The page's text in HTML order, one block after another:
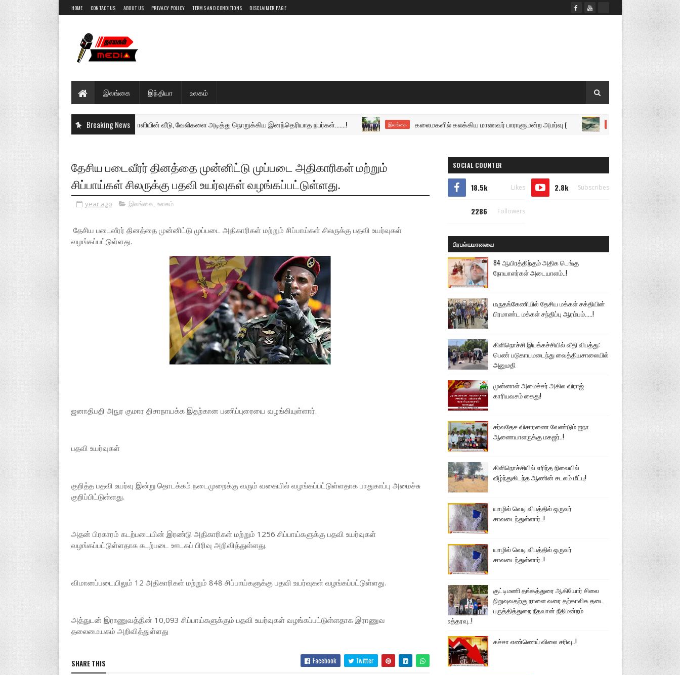
HOME CONTACT US ABOUT US PRIVACY POLICY TERMS AND CONDITIONS DISCLAIMER PAGE
இலங்கை இந்தியா உலகம்
Breaking News
கிழக்கில் அராஜகம்: ஏழைத் தொழிலாளியின் வீடு, வேலிகளை அடித்து நொறுக்கிய இனந்தெரியாத நபர்கள்.......! இலங்கை கலைமகளில் கலக்கிய மாணவர் பாராளுமன்ற அமர்வு ( இலங்கை விசாரணைக்கு
தேசிய படைவீரர் தினத்தை முன்னிட்டு முப்படை அதிகாரிகள் மற்றும்
சிப்பாய்கள் சிலருக்கு பதவி உயர்வுகள் வழங்கப்பட்டுள்ளது.
year ago இலங்கை, உலகம்
தேசிய படைவீரர் தினத்தை முன்னிட்டு முப்படை அதிகாரிகள் மற்றும் சிப்பாய்கள் சிலருக்கு பதவி உயர்வுகள்
வழங்கப்பட்டுள்ளது.
ஜனாதிபதி அநுர குமார திசாநாயக்க இதற்கான பணிப்புரையை வழங்கியுள்ளார்.
பதவி உயர்வுகள்
குறித்த பதவி உயர்வு இன்று தொடக்கம் நடைமுறைக்கு வரும் வகையில் வழங்கப்பட்டுள்ளதாக பாதுகாப்பு அமைச்சு
குறிப்பிட்டுள்ளது.
அதன் பிரகாரம் கடற்படையின் இரண்டு அதிகாரிகள் மற்றும் 1256 சிப்பாய்களுக்கு பதவி உயர்வுகள்
வழங்கப்பட்டுள்ளதாக கடற்படை ஊடகப் பிரிவு அறிவித்துள்ளது.
விமானப்படையிலும் 12 அதிகாரிகள் மற்றும் 848 சிப்பாய்களுக்கு பதவி உயர்வுகள் வழங்கப்பட்டுள்ளது.
அத்துடன் இராணுவத்தின் 10,093 சிப்பாய்களுக்கும் பதவி உயர்வுகள் வழங்கப்பட்டுள்ளதாக இராணுவ
தலைமையகம் அறிவித்துள்ளது
SHARE THIS Facebook Twitter
SOCIAL COUNTER
18.5k Likes 2.8k Subscribes
2286 Followers
பிரபல்யமானவை
84 ஆயிரத்திற்கும் அதிக டெங்கு
நோயாளர்கள் அடையாளம்..!
மருதங்கேணியில் தேசிய மக்கள் சக்தியின்
பிரமாண்ட மக்கள் சந்திப்பு ஆரம்பம்.....!
கிளிநொச்சி இயக்கச்சியில் வீதி விபத்து:
பெண் படுகாயமடைந்து வைத்தியசாலையில்
அனுமதி
முன்னாள் அமைச்சர் அகில விராஜ்
காரியவசம் கைது!
சர்வதேச விசாரணை வேண்டும் ஐநா
ஆணையாளருக்கு மகஜர்..!
கிளிநொச்சியில் எரிந்த நிலையில்
வீழ்ந்துகிடந்த ஆணின் சடலம் மீட்பு!
யாழில் வெடி விபத்தில் ஒருவர்
சாவடைந்துள்ளார்..!
யாழில் வெடி விபத்தில் ஒருவர்
சாவடைந்துள்ளார்..!
குட்டிமணி தங்கத்துரை ஆகியோர் சிலை
நிறுவுவதற்கு நாளை வரை தற்காலிக தடை
பருத்தித்துறை நீதவான் நீதிமன்றம்
உத்தரவு..!
கச்சா எண்ணெய் விலை சரிவு..!